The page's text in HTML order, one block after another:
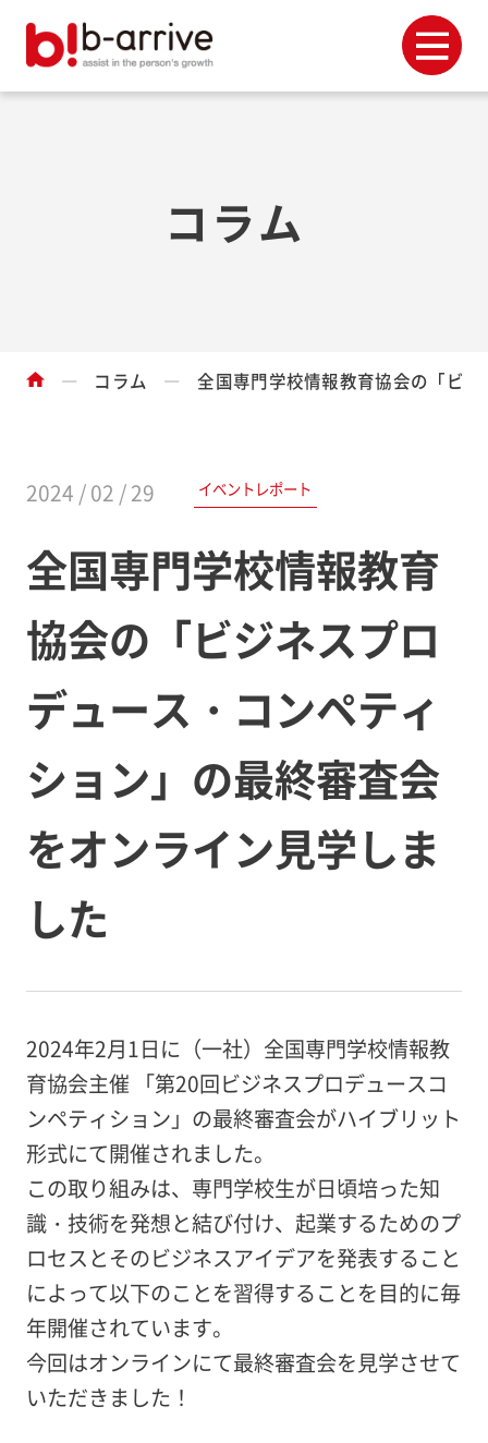
コラム
コラム 全国専門学校情報教育協会の「ビ
2024 / 02 / 29 イベントレポート
全国専門学校情報教育
協会の「ビジネスプロ
デュース・コンペティ
ション」の最終審査会
をオンライン見学しま
した
2024年2月1日に（一社）全国専門学校情報教
育協会主催 「第20回ビジネスプロデュースコ
ンペティション」の最終審査会がハイブリット
形式にて開催されました。
この取り組みは、専門学校生が日頃培った知
識・技術を発想と結び付け、起業するためのプ
ロセスとそのビジネスアイデアを発表すること
によって以下のことを習得することを目的に毎
年開催されています。
今回はオンラインにて最終審査会を見学させて
いただきました！